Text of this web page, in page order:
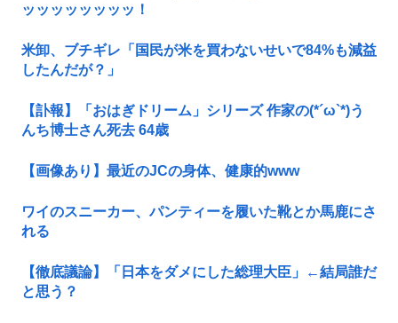
ッッッッッッッッ！
米卸、ブチギレ「国民が米を買わないせいで84%も減益
したんだが？」
【訃報】「おはぎドリーム」シリーズ 作家の(*´ω`*)う
んち博士さん死去 64歳
【画像あり】最近のJCの身体、健康的www
ワイのスニーカー、パンティーを履いた靴とか馬鹿にさ
れる
【徹底議論】「日本をダメにした総理大臣」←結局誰だ
と思う？